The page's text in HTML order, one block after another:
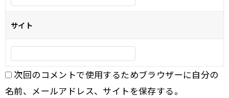
サイト
次回のコメントで使用するためブラウザーに自分の
名前、メールアドレス、サイトを保存する。